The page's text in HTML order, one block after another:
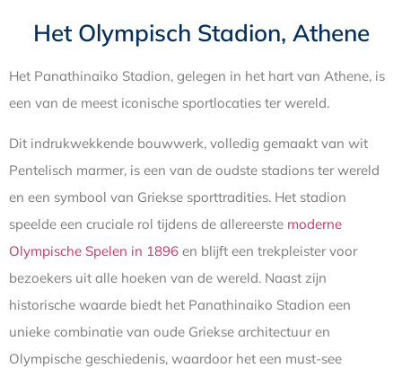
Het Olympisch Stadion, Athene
Het Panathinaiko Stadion, gelegen in het hart van Athene, is
een van de meest iconische sportlocaties ter wereld.
Dit indrukwekkende bouwwerk, volledig gemaakt van wit
Pentelisch marmer, is een van de oudste stadions ter wereld
en een symbool van Griekse sporttradities. Het stadion
speelde een cruciale rol tijdens de allereerste moderne
Olympische Spelen in 1896 en blijft een trekpleister voor
bezoekers uit alle hoeken van de wereld. Naast zijn
historische waarde biedt het Panathinaiko Stadion een
unieke combinatie van oude Griekse architectuur en
Olympische geschiedenis, waardoor het een must-see